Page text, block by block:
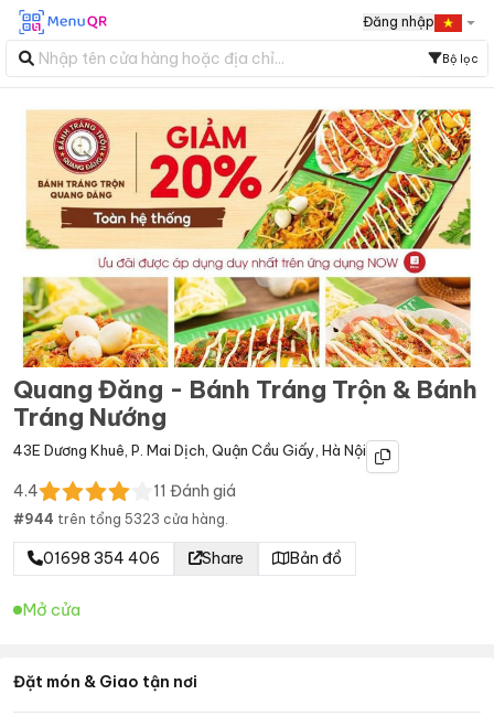
Đăng nhập
Bộ lọc
Quang Đăng - Bánh Tráng Trộn & Bánh
Tráng Nướng
43E Dương Khuê P. Mai Dịch Quận Cầu Giấy Hà Nội
4.4 11 Đánh giá
#944 trên tổng 5323 cửa hàng.
01698 354 406 Share Bản đồ
Mở cửa
Đặt món & Giao tận nơi